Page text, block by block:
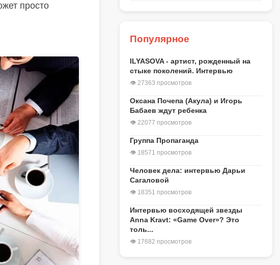
просто
Популярное
ILYASOVA - артист, рожденный на
стыке поколений. Интервью
👁 27363 просмотров
Оксана Почепа (Акула) и Игорь
Бабаев ждут ребенка
👁 22077 просмотров
Группа Пропаганда
👁 18571 просмотров
Человек дела: интервью Дарьи
Сагаловой
👁 18351 просмотров
Интервью восходящей звезды
Anna Kravt: «Game Over»? Это
толь...
👁 17682 просмотров